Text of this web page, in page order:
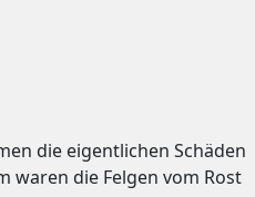
die eigentlichen Schäden
waren die Felgen vom Rost